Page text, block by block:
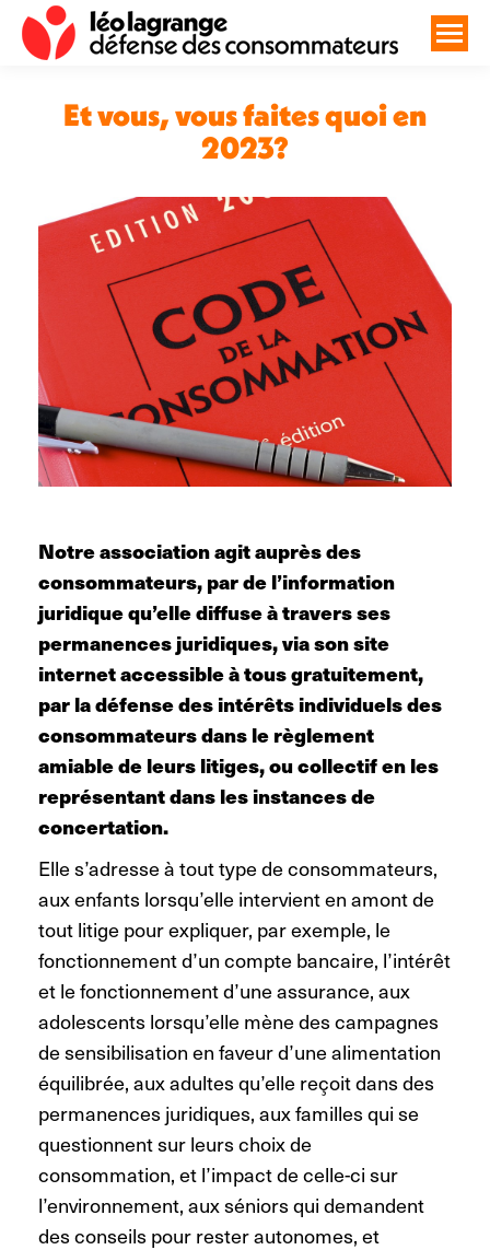
Et vous, vous faites quoi en
2023?
Notre association agit auprès des
consommateurs, par de l’information
juridique qu’elle diffuse à travers ses
permanences juridiques, via son site
internet accessible à tous gratuitement,
par la défense des intérêts individuels des
consommateurs dans le règlement
amiable de leurs litiges, ou collectif en les
représentant dans les instances de
concertation.
Elle s’adresse à tout type de consommateurs,
aux enfants lorsqu’elle intervient en amont de
tout litige pour expliquer, par exemple, le
fonctionnement d’un compte bancaire, l’intérêt
et le fonctionnement d’une assurance, aux
adolescents lorsqu’elle mène des campagnes
de sensibilisation en faveur d’une alimentation
équilibrée, aux adultes qu’elle reçoit dans des
permanences juridiques, aux familles qui se
questionnent sur leurs choix de
consommation, et l’impact de celle-ci sur
l’environnement, aux séniors qui demandent
des conseils pour rester autonomes, et